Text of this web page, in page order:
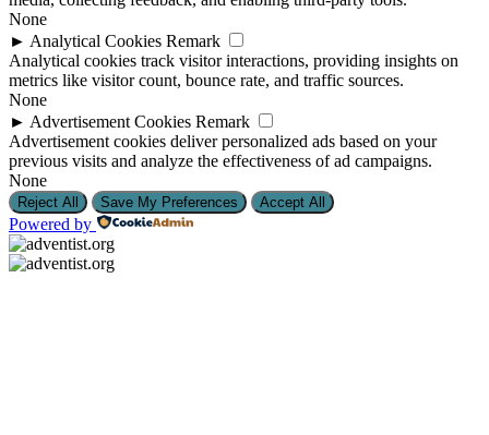
None
► Analytical Cookies Remark
Analytical cookies track visitor interactions, providing insights on
metrics like visitor count, bounce rate, and traffic sources.
None
► Advertisement Cookies Remark
Advertisement cookies deliver personalized ads based on your
previous visits and analyze the effectiveness of ad campaigns.
None
Reject All Save My Preferences Accept All
Powered by